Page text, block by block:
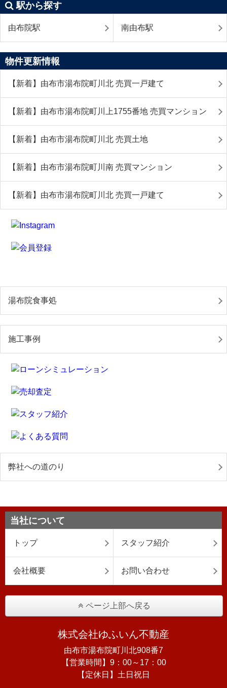
駅から探す
由布院駅 南由布駅
物件更新情報
【新着】由布市湯布院町川北 売買一戸建て
【新着】由布市湯布院町川上1755番地 売買マンション
【新着】由布市湯布院町川北 売買土地
【新着】由布市湯布院町川南 売買マンション
【新着】由布市湯布院町川北 売買一戸建て
湯布院食事処
施工事例
弊社への道のり
当社について
トップ スタッフ紹介
会社概要 お問い合わせ
ページ上部へ戻る
株式会社ゆふいん不動産
由布市湯布院町川北908番7
【営業時間】9：00～17：00
【定休日】土日祝日